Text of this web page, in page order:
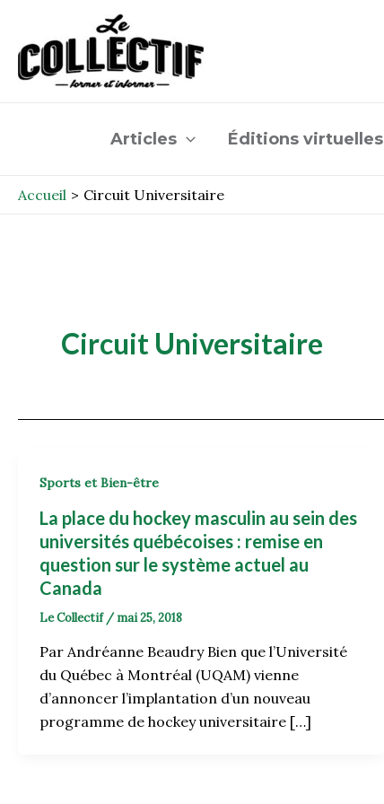
contenu
Articles Éditions virtuelles
Accueil Circuit Universitaire
Circuit Universitaire
Sports et Bien-être
La place du hockey masculin au sein des
universités québécoises : remise en
question sur le système actuel au
Canada
Le Collectif / mai 25, 2018
Par Andréanne Beaudry Bien que l’Université
du Québec à Montréal (UQAM) vienne
d’annoncer l’implantation d’un nouveau
programme de hockey universitaire […]